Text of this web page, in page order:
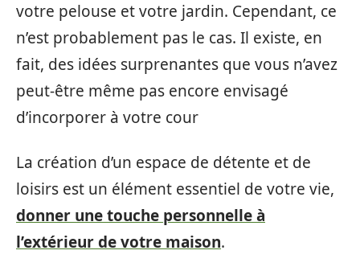
votre pelouse et votre jardin. Cependant, ce
n’est probablement pas le cas. Il existe, en
fait, des idées surprenantes que vous n’avez
peut-être même pas encore envisagé
d’incorporer à votre cour
La création d’un espace de détente et de
loisirs est un élément essentiel de votre vie,
donner une touche personnelle à
l’extérieur de votre maison.